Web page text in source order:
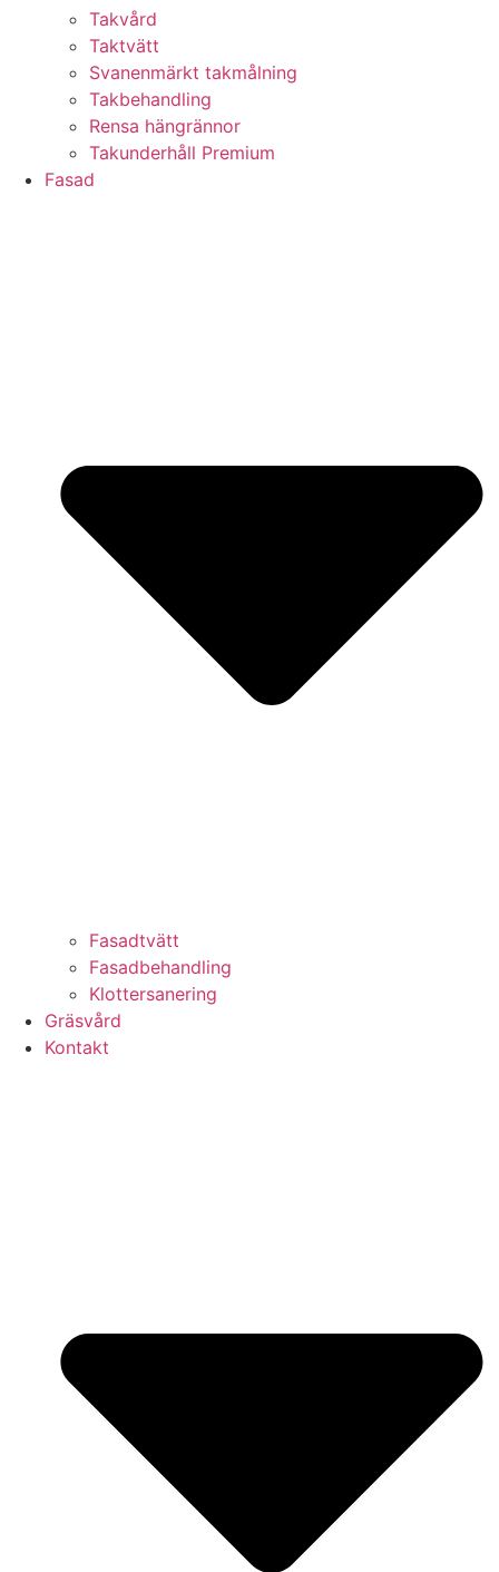
Takvård
Taktvätt
Svanenmärkt takmålning
Takbehandling
Rensa hängrännor
Takunderhåll Premium
Fasad
Fasadtvätt
Fasadbehandling
Klottersanering
Gräsvård
Kontakt